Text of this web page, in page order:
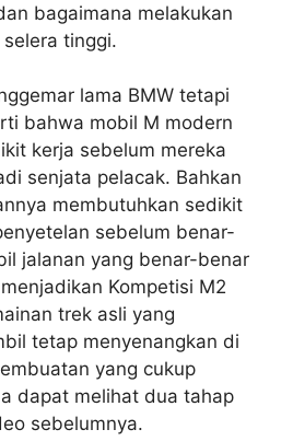
bagaimana melakukan
tinggi.
lama BMW tetapi
bahwa mobil M modern
kerja sebelum mereka
senjata pelacak. Bahkan
membutuhkan sedikit
sebelum benar-
jalanan yang benar-benar
Kompetisi M2
trek asli yang
tetap menyenangkan di
yang cukup
dapat melihat dua tahap
sebelumnya.